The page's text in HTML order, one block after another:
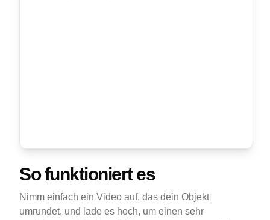
So funktioniert es
Nimm einfach ein Video auf, das dein Objekt
umrundet, und lade es hoch, um einen sehr